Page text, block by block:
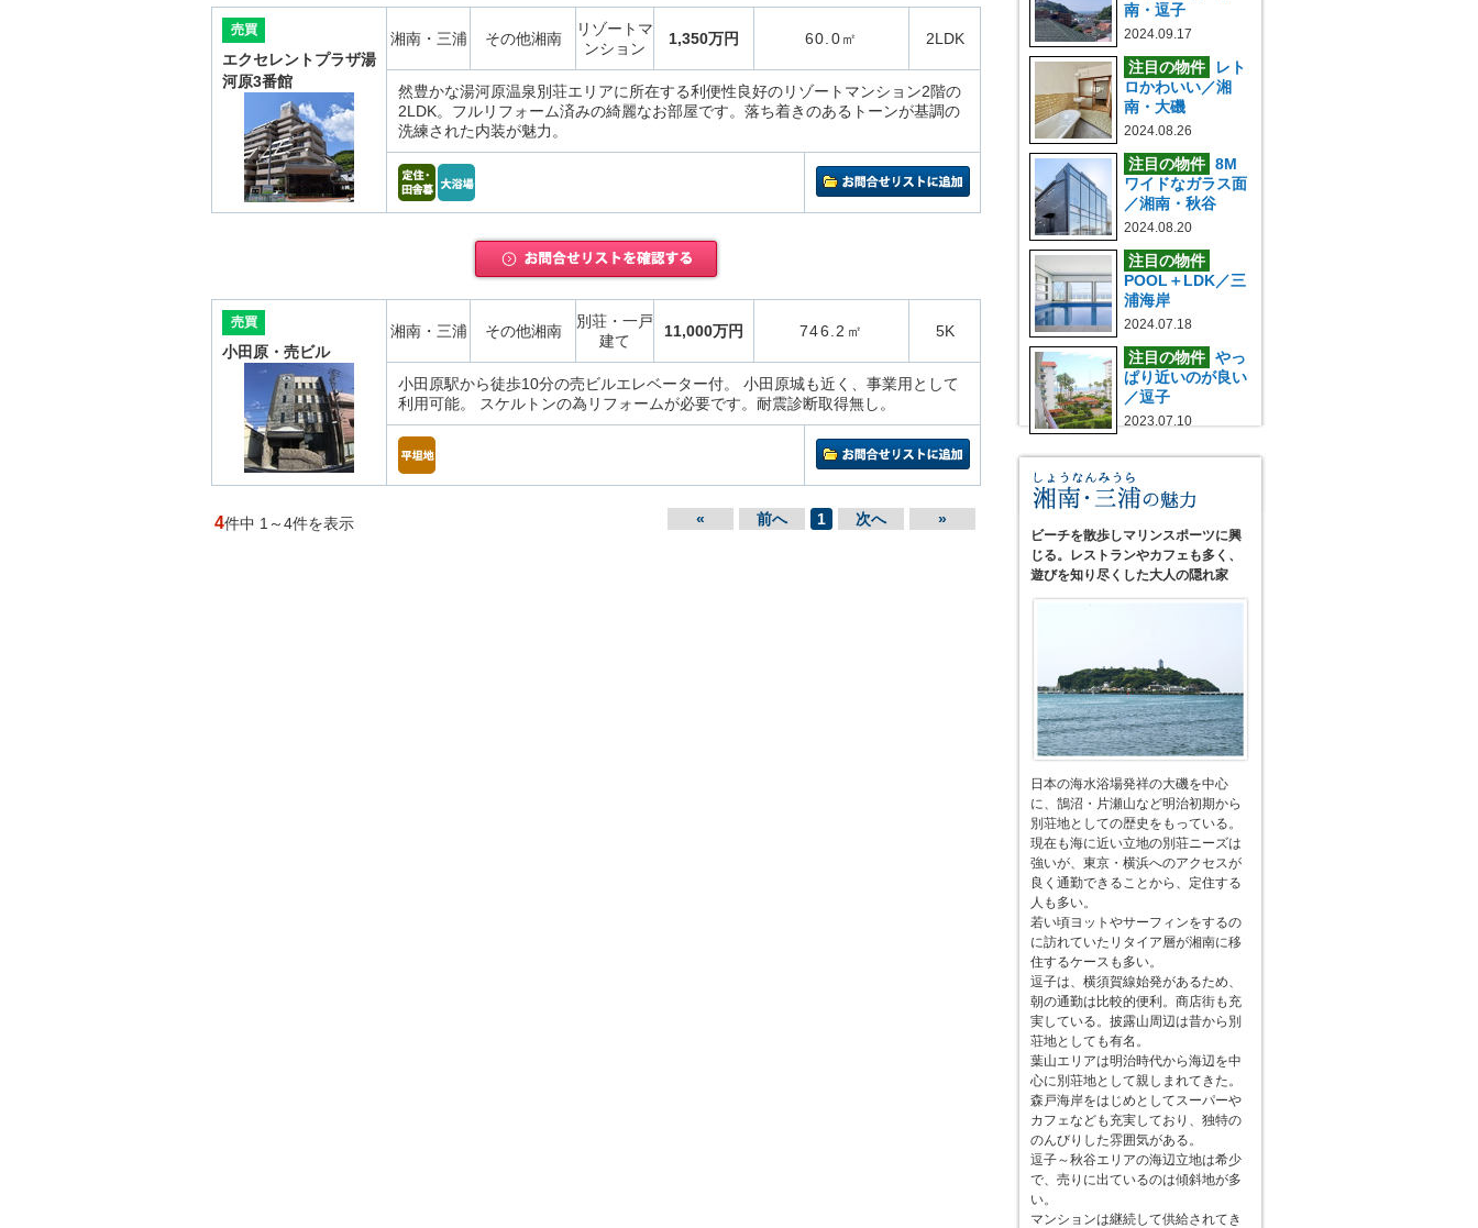
売買
エクセレントプラザ湯
河原3番館
湘南・三浦 その他湘南
リゾートマ
ンション
1,350万円 60.0㎡ 2LDK
然豊かな湯河原温泉別荘エリアに所在する利便性良好のリゾートマンション2階の
2LDK。フルリフォーム済みの綺麗なお部屋です。落ち着きのあるトーンが基調の
洗練された内装が魅力。
売買
小田原・売ビル
湘南・三浦 その他湘南
別荘・一戸
建て
11,000万円 746.2㎡ 5K
小田原駅から徒歩10分の売ビルエレベーター付。 小田原城も近く、事業用として
利用可能。 スケルトンの為リフォームが必要です。耐震診断取得無し。
4件中 1～4件を表示 « 前へ 1 次へ »
南・逗子
2024.09.17
注目の物件
レト
ロかわいい／湘
南・大磯
2024.08.26
注目の物件 8M
ワイドなガラス面
／湘南・秋谷
2024.08.20
注目の物件
POOL＋LDK／三
浦海岸
2024.07.18
注目の物件 やっ
ぱり近いのが良い
／逗子
2023.07.10
ビーチを散歩しマリンスポーツに興
じる。レストランやカフェも多く、
遊びを知り尽くした大人の隠れ家
日本の海水浴場発祥の大磯を中心
に、鵠沼・片瀬山など明治初期から
別荘地としての歴史をもっている。
現在も海に近い立地の別荘ニーズは
強いが、東京・横浜へのアクセスが
良く通勤できることから、定住する
人も多い。
若い頃ヨットやサーフィンをするの
に訪れていたリタイア層が湘南に移
住するケースも多い。
逗子は、横須賀線始発があるため、
朝の通勤は比較的便利。商店街も充
実している。披露山周辺は昔から別
荘地としても有名。
葉山エリアは明治時代から海辺を中
心に別荘地として親しまれてきた。
森戸海岸をはじめとしてスーパーや
カフェなども充実しており、独特の
のんびりした雰囲気がある。
逗子～秋谷エリアの海辺立地は希少
で、売りに出ているのは傾斜地が多
い。
マンションは継続して供給されてき